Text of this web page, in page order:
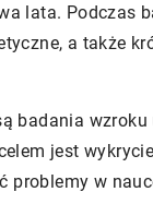
lata. Podczas
a także
badania
jest
problemy w